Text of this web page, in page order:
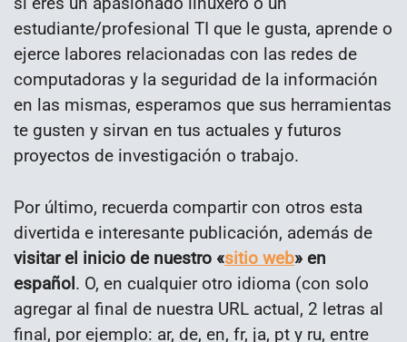
estudiante/profesional TI que le gusta, aprende o
ejerce labores relacionadas con las redes de
computadoras y la seguridad de la información
en las mismas, esperamos que sus herramientas
te gusten y sirvan en tus actuales y futuros
proyectos de investigación o trabajo.
Por último, recuerda compartir con otros esta
divertida e interesante publicación, además de
visitar el inicio de nuestro «sitio web» en
español. O, en cualquier otro idioma (con solo
agregar al final de nuestra URL actual, 2 letras al
final, por ejemplo: ar, de, en, fr, ja, pt y ru, entre